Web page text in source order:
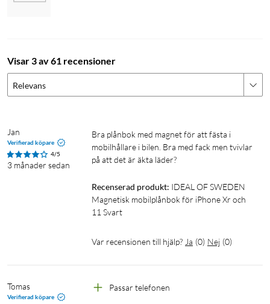
Visar 3 av 61 recensioner
Relevans
Jan
Verifierad köpare
4/5
3 månader sedan
Bra plånbok med magnet för att fästa i
mobilhållare i bilen. Bra med fack men tvivlar
på att det är äkta läder?
Recenserad produkt: IDEAL OF SWEDEN
Magnetisk mobilplånbok för iPhone Xr och
11 Svart
Var recensionen till hjälp? Ja (0) Nej (0)
Tomas
Verifierad köpare
Passar telefonen